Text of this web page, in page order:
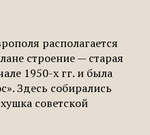
располагается
строение — старая
1950-х гг. и была
Здесь собирались
советской